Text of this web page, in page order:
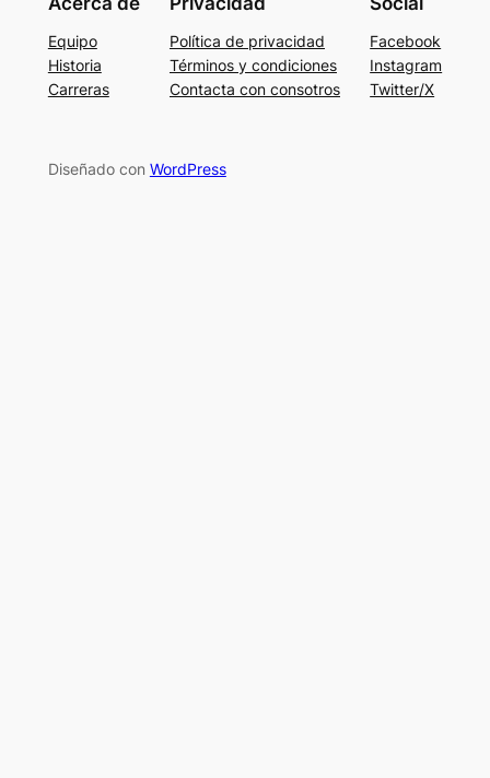
Equipo
Historia
Carreras
Política de privacidad
Términos y condiciones
Contacta con consotros
Facebook
Instagram
Twitter/X
Diseñado con WordPress